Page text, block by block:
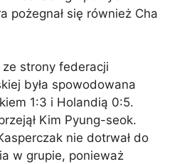
pożegnał się również Cha
ze strony federacji
była spowodowana
1:3 i Holandią 0:5.
Kim Pyung-seok.
nie dotrwał do
w grupie, ponieważ